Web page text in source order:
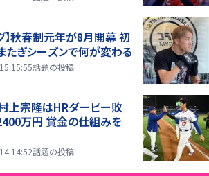
】秋春制元年が8月開幕 初
たぎシーズンで何が変わる
15:55話題の投稿
村上宗隆はHRダービー敗
万円 賞金の仕組みを
14:52話題の投稿